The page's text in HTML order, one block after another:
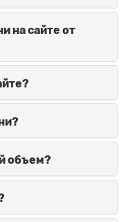
на сайте от
объем?